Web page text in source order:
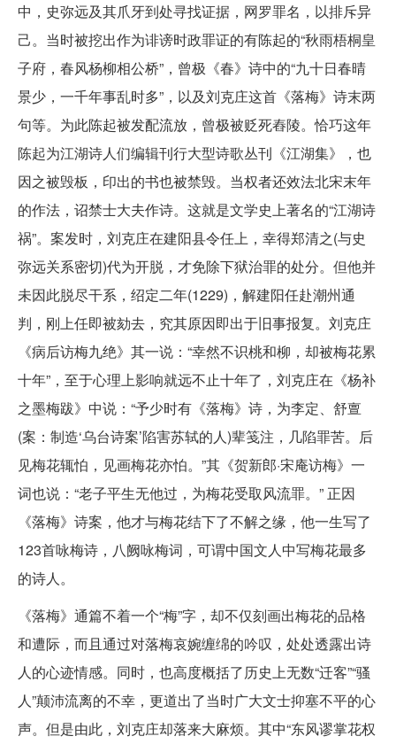
中，史弥远及其爪牙到处寻找证据，网罗罪名，以排斥异
己。当时被挖出作为诽谤时政罪证的有陈起的“秋雨梧桐皇
子府，春风杨柳相公桥”，曾极《春》诗中的“九十日春晴
景少，一千年事乱时多”，以及刘克庄这首《落梅》诗末两
句等。为此陈起被发配流放，曾极被贬死舂陵。恰巧这年
陈起为江湖诗人们编辑刊行大型诗歌丛刊《江湖集》，也
因之被毁板，印出的书也被禁毁。当权者还效法北宋末年
的作法，诏禁士大夫作诗。这就是文学史上著名的“江湖诗
祸”。案发时，刘克庄在建阳县令任上，幸得郑清之(与史
弥远关系密切)代为开脱，才免除下狱治罪的处分。但他并
未因此脱尽干系，绍定二年(1229)，解建阳任赴潮州通
判，刚上任即被劾去，究其原因即出于旧事报复。刘克庄
《病后访梅九绝》其一说：“幸然不识桃和柳，却被梅花累
十年”，至于心理上影响就远不止十年了，刘克庄在《杨补
之墨梅跋》中说：“予少时有《落梅》诗，为李定、舒亶
(案：制造‘乌台诗案’陷害苏轼的人)辈笺注，几陷罪苦。后
见梅花辄怕，见画梅花亦怕。”其《贺新郎·宋庵访梅》一
词也说：“老子平生无他过，为梅花受取风流罪。” 正因
《落梅》诗案，他才与梅花结下了不解之缘，他一生写了
123首咏梅诗，八阙咏梅词，可谓中国文人中写梅花最多
的诗人。
《落梅》通篇不着一个“梅”字，却不仅刻画出梅花的品格
和遭际，而且通过对落梅哀婉缠绵的吟叹，处处透露出诗
人的心迹情感。同时，也高度概括了历史上无数“迁客”“骚
人”颠沛流离的不幸，更道出了当时广大文士抑塞不平的心
声。但是由此，刘克庄却落来大麻烦。其中“东风谬掌花权